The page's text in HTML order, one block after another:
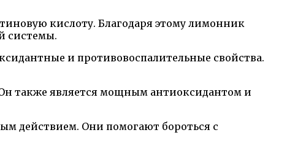
кислоту. Благодаря этому лимонник
системы.
и противовоспалительные свойства.
также является мощным антиоксидантом и
действием. Они помогают бороться с